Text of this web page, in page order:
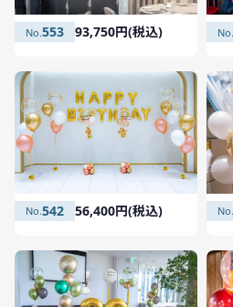
553 93,750円(税込)
542 56,400円(税込)